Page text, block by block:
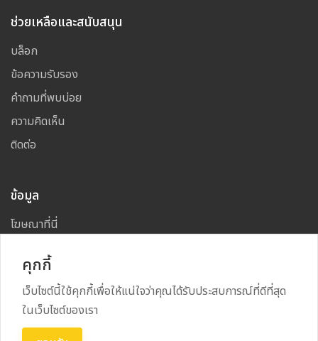
ช่วยเหลือและสนับสนุน
บล็อก
ข้อความรับรอง
คำถามที่พบบ่อย
ความคิดเห็น
ติดต่อ
ข้อมูล
โฆษณาที่นี่
Copyright2026
คุกกี้
เว็บไซต์นี้ใช้คุกกี้เพื่อให้แน่ใจว่าคุณได้รับประสบการณ์ที่ดีที่สุด
ในเว็บไซต์ของเรา